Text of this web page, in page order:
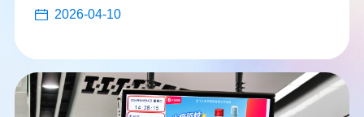
管”新实践
2026-04-10